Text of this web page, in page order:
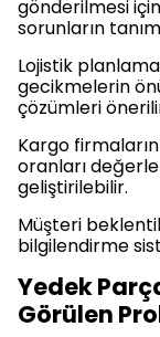
gönderilmesi için
sorunların
Lojistik
gecikmelerin
çözümleri
Kargo
oranları
geliştirilebilir.
Müşteri
bilgilendirme
Yedek
Görülen